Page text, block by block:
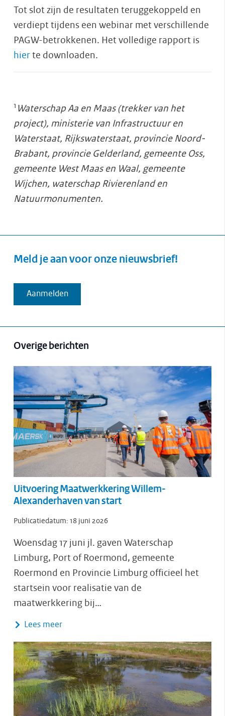
Tot slot zijn de resultaten teruggekoppeld en
verdiept tijdens een webinar met verschillende
PAGW-betrokkenen. Het volledige rapport is
hier te downloaden.
1 Waterschap Aa en Maas (trekker van het
project), ministerie van Infrastructuur en
Waterstaat, Rijkswaterstaat, provincie Noord-
Brabant, provincie Gelderland, gemeente Oss,
gemeente West Maas en Waal, gemeente
Wijchen, waterschap Rivierenland en
Natuurmonumenten.
Meld je aan voor onze nieuwsbrief!
Aanmelden
Overige berichten
Uitvoering Maatwerkkering Willem-
Alexanderhaven van start
Publicatiedatum: 18 juni 2026
Woensdag 17 juni jl. gaven Waterschap
Limburg, Port of Roermond, gemeente
Roermond en Provincie Limburg officieel het
startsein voor realisatie van de
maatwerkkering bij…
Lees meer